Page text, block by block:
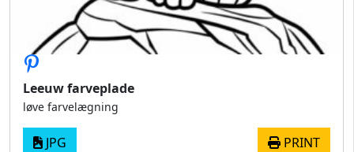
Leeuw farveplade
løve farvelægning
JPG PRINT